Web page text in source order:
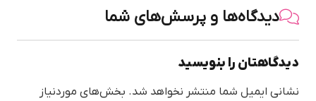
دیدگاه‌ها و پرسش‌های شما
دیدگاهتان را بنویسید
نشانی ایمیل شما منتشر نخواهد شد. بخش‌های موردنیاز